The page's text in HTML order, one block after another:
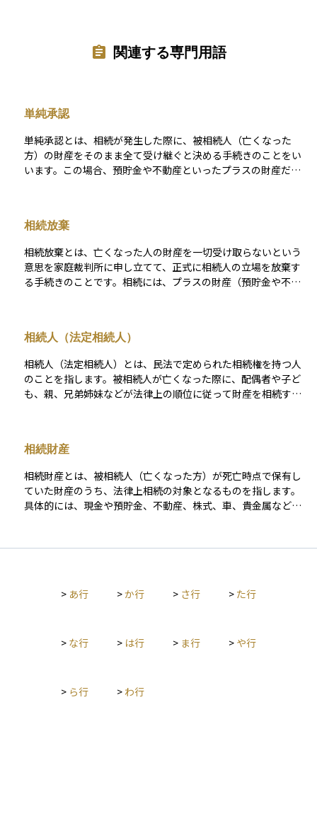
関連する専門用語
単純承認
単純承認とは、相続が発生した際に、被相続人（亡くなった
方）の財産をそのまま全て受け継ぐと決める手続きのことをい
います。この場合、預貯金や不動産といったプラスの財産だけ
め、慎重な判断が必要です。 たとえば、被相続人に多額の借金
があった場合、それも自分が返済する責任を負うことになりま
すので、相続を受ける前には、財産の内容をよく調べることが
大切です。
相続放棄
相続放棄とは、亡くなった人の財産を一切受け取らないという
意思を家庭裁判所に申し立てて、正式に相続人の立場を放棄す
る手続きのことです。相続には、プラスの財産（預貯金や不動
初から相続人でなかったものとみなされるため、借金の返済義
務も一切負わなくて済みます。ただし、相続があったことを知
ってから3か月以内に家庭裁判所に申し立てる必要があり、その
期限を過ぎると原則として相続を受け入れたとみなされてしま
います。したがって、放棄を検討する場合は早めの判断と手続
相続人（法定相続人）
相続人（法定相続人）とは、民法で定められた相続権を持つ人
のことを指します。被相続人が亡くなった際に、配偶者や子ど
も、親、兄弟姉妹などが法律上の順位に従って財産を相続する
重要な概念であり、相続対策を検討する上で欠かせない要素と
なります。
相続財産
相続財産とは、被相続人（亡くなった方）が死亡時点で保有し
ていた財産のうち、法律上相続の対象となるものを指します。
具体的には、現金や預貯金、不動産、株式、車、貴金属などの
一括して引き継ぐ「単純承認」だけでなく、財産の範囲内で債
ど、一定の財産は「相続財産」に含まれず、相続税の計算上も
初の重要なステップとなります。
> あ行 >か行 > さ行 > た行
> な行 > は行 > ま行 > や行
> ら行 > わ行